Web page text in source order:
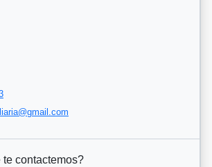
contactemos?